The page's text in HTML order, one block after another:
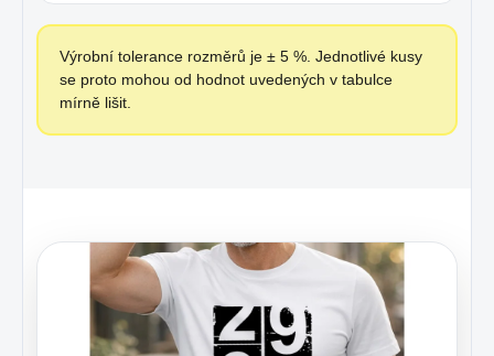
Výrobní tolerance rozměrů je ± 5 %. Jednotlivé kusy
se proto mohou od hodnot uvedených v tabulce
mírně lišit.